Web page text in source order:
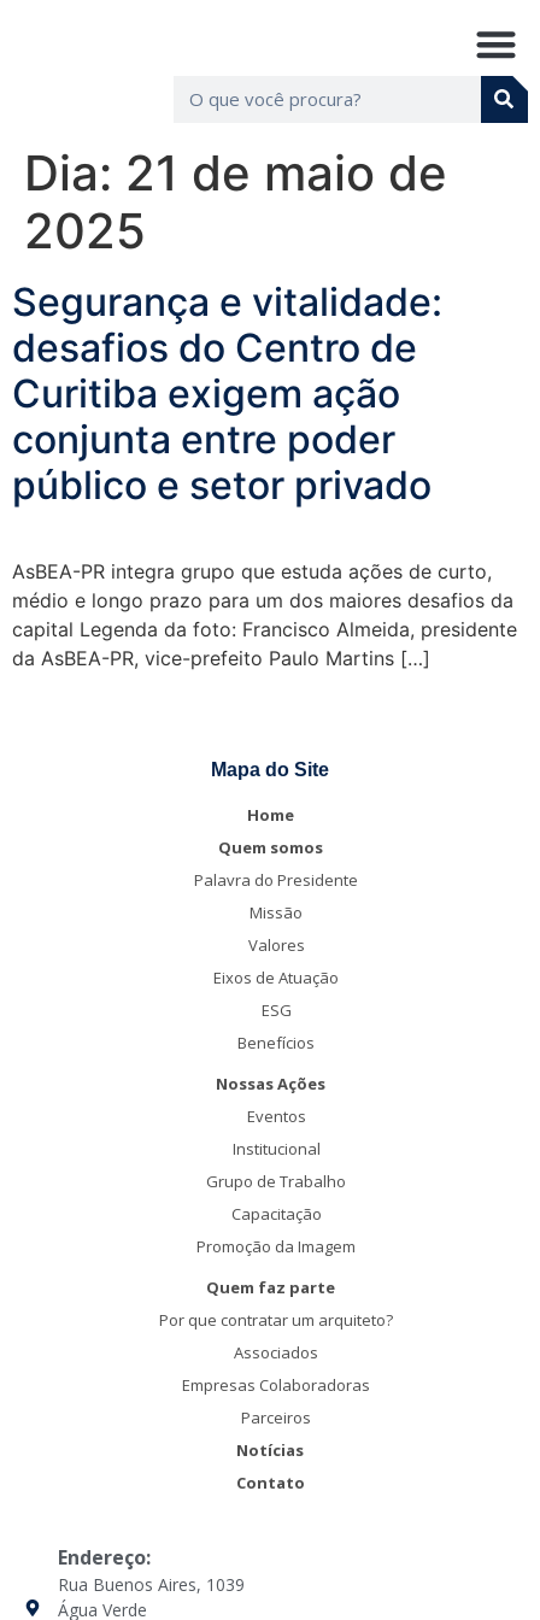
Dia: 21 de maio de
2025
Segurança e vitalidade:
desafios do Centro de
Curitiba exigem ação
conjunta entre poder
público e setor privado
AsBEA-PR integra grupo que estuda ações de curto,
médio e longo prazo para um dos maiores desafios da
capital Legenda da foto: Francisco Almeida, presidente
da AsBEA-PR, vice-prefeito Paulo Martins […]
Mapa do Site
Home
Quem somos
Palavra do Presidente
Missão
Valores
Eixos de Atuação
ESG
Benefícios
Nossas Ações
Eventos
Institucional
Grupo de Trabalho
Capacitação
Promoção da Imagem
Quem faz parte
Por que contratar um arquiteto?
Associados
Empresas Colaboradoras
Parceiros
Notícias
Contato
Endereço:
Rua Buenos Aires, 1039
Água Verde